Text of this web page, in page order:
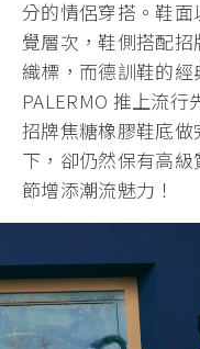
分的情侶穿搭。鞋
覺層次，鞋側搭配招
織標，而德訓鞋的
PALERMO 推上流
招牌焦糖橡膠鞋底
下，卻仍然保有高
節增添潮流魅力！